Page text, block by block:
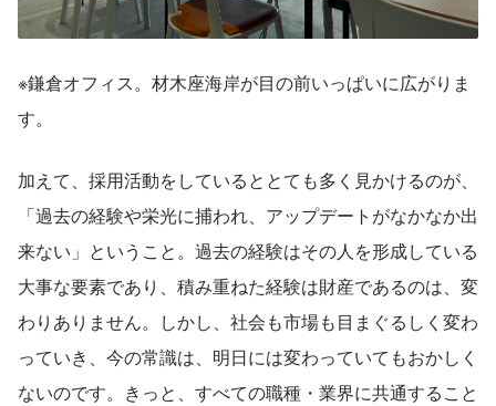
※鎌倉オフィス。材木座海岸が目の前いっぱいに広がりま
す。
加えて、採用活動をしているととても多く見かけるのが、
「過去の経験や栄光に捕われ、アップデートがなかなか出
来ない」ということ。過去の経験はその人を形成している
大事な要素であり、積み重ねた経験は財産であるのは、変
わりありません。しかし、社会も市場も目まぐるしく変わ
っていき、今の常識は、明日には変わっていてもおかしく
ないのです。きっと、すべての職種・業界に共通すること